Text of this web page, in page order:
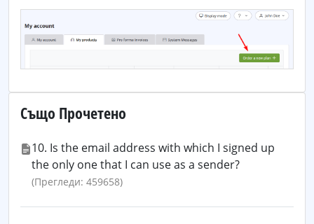
Също Прочетено
10. Is the email address with which I signed up
the only one that I can use as a sender?
(Прегледи: 459658)